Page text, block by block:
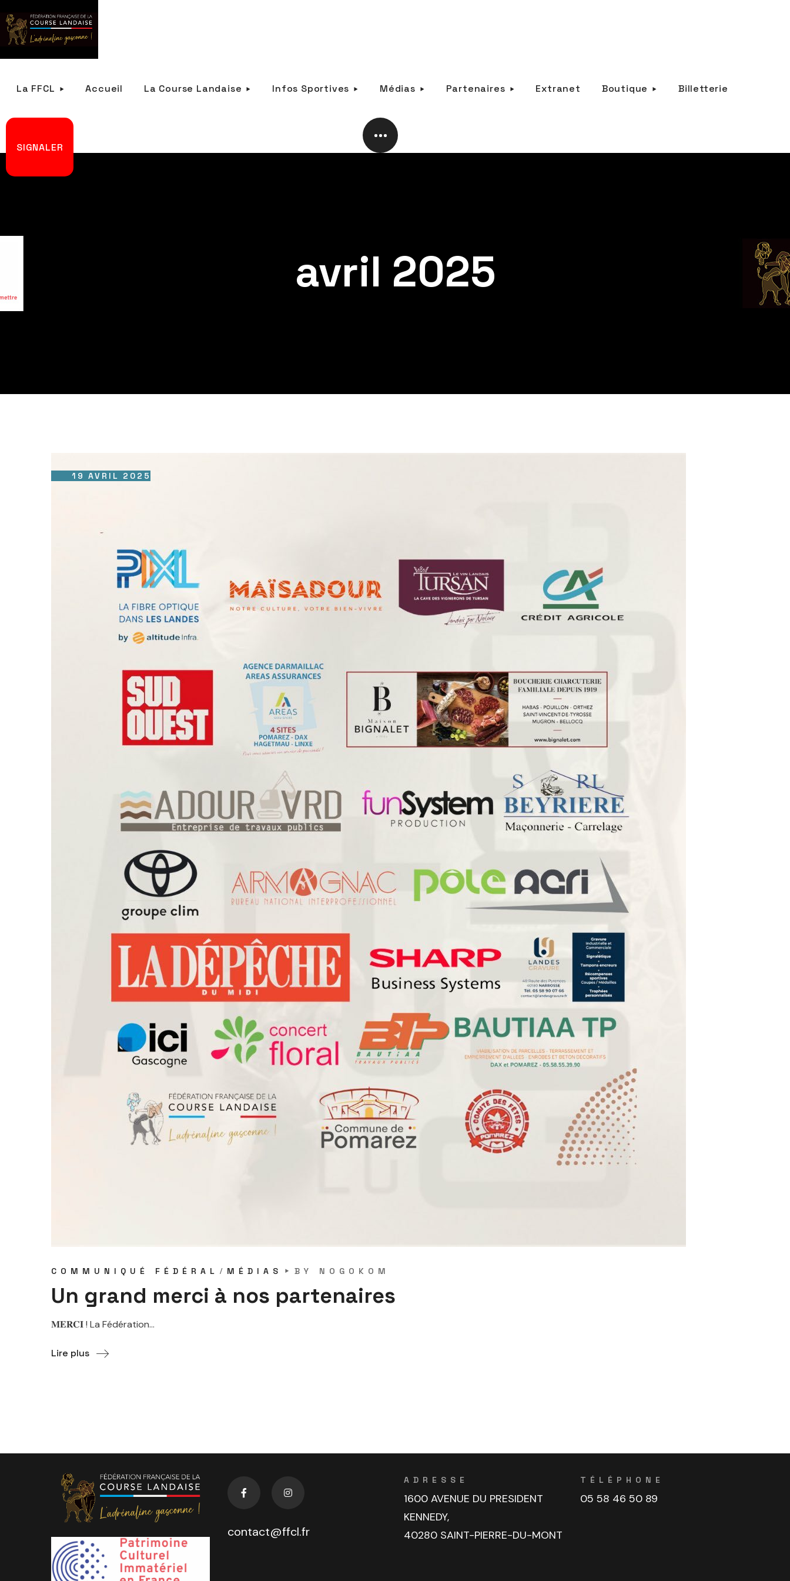
La FFCL Accueil La Course Landaise Infos Sportives Médias Partenaires Extranet Boutique Billetterie
SIGNALER
avril 2025
19 AVRIL 2025
COMMUNIQUÉ FÉDÉRAL MÉDIAS BY NOGOKOM
Un grand merci à nos partenaires
𝐌𝐄𝐑𝐂𝐈 ! La Fédération...
Lire plus
contact@ffcl.fr
ADRESSE
1600 AVENUE DU PRESIDENT
KENNEDY,
40280 SAINT-PIERRE-DU-MONT
TÉLÉPHONE
05 58 46 50 89